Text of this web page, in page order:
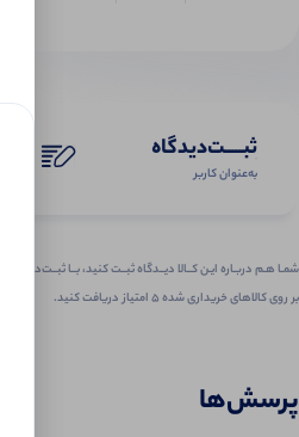
ثبـــــت‌دیدگاه
به‌عنوان کاربر
شمـا هـم دربـاره ایـن کــالا دیــدگاه ثبــت کنید، بــا ثبــت‌دیـدگاه
بر روی کالاهای خریداری شده ۵ امتیاز دریافت کنید.
پرسش‌ها